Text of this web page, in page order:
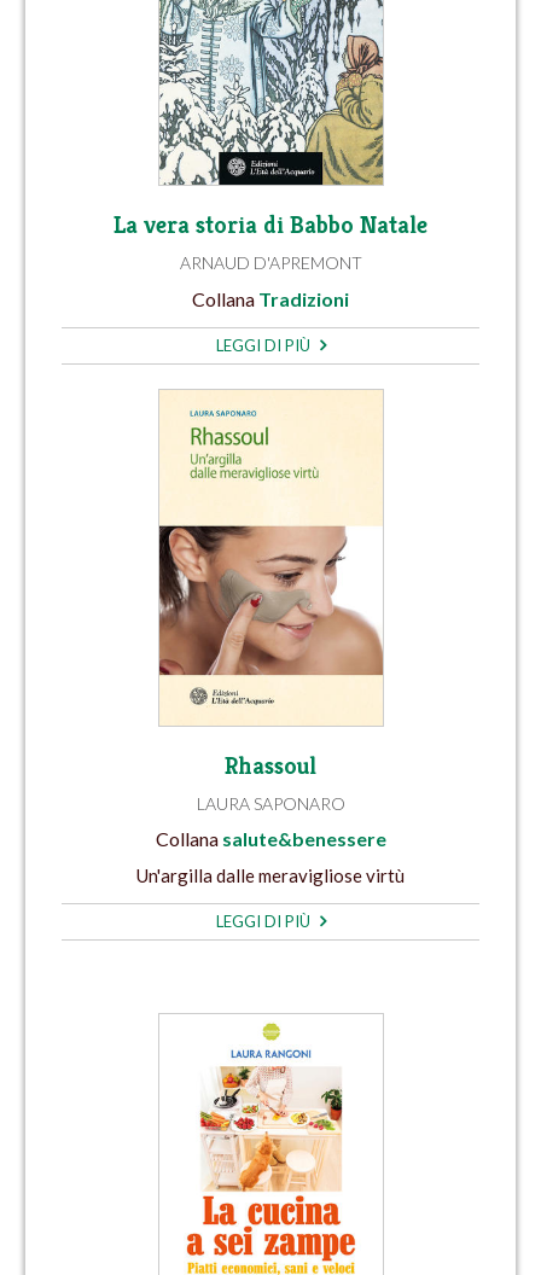
La vera storia di Babbo Natale
ARNAUD D'APREMONT
Collana Tradizioni
LEGGI DI PIÙ
Rhassoul
LAURA SAPONARO
Collana salute&benessere
Un'argilla dalle meravigliose virtù
LEGGI DI PIÙ